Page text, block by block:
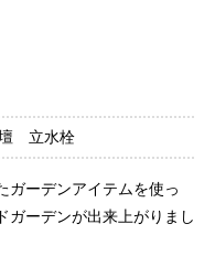
立水栓
ガーデンアイテムを使っ
ガーデンが出来上がりまし